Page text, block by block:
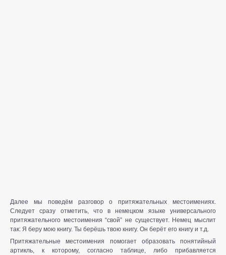
Далее мы поведём разговор о притяжательных местоимениях.
Следует сразу отметить, что в немецком языке универсального
притяжательного местоимения “свой” не существует. Немец мыслит
так: Я беру мою книгу. Ты берёшь твою книгу. Он берёт его книгу и т.д.
Притяжательные местоимения помогает образовать понятийный
артикль, к которому, согласно таблице, либо прибавляется